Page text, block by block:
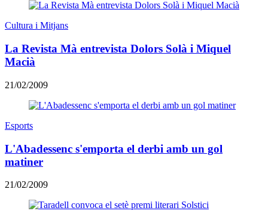
Cultura i Mitjans
La Revista Mà entrevista Dolors Solà i Miquel
Macià
21/02/2009
Esports
L'Abadessenc s'emporta el derbi amb un gol
matiner
21/02/2009